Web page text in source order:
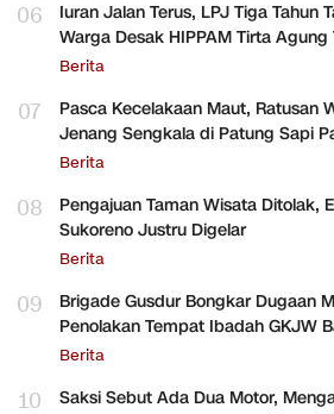
06
Iuran Jalan Terus, LPJ Tiga Tahun
Warga Desak HIPPAM Tirta Agung
Berita
07
Pasca Kecelakaan Maut, Ratusan
Jenang Sengkala di Patung Sapi
Berita
08
Pengajuan Taman Wisata Ditolak,
Sukoreno Justru Digelar
Berita
09
Brigade Gusdur Bongkar Dugaan
Penolakan Tempat Ibadah GKJW
Berita
10
Saksi Sebut Ada Dua Motor,